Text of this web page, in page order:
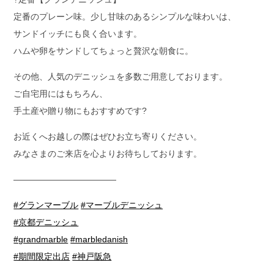
定番のプレーン味。少し甘味のあるシンプルな味わいは、
サンドイッチにも良く合います。
ハムや卵をサンドしてちょっと贅沢な朝食に。
その他、人気のデニッシュを多数ご用意しております。
ご自宅用にはもちろん、
手土産や贈り物にもおすすめです?
お近くへお越しの際はぜひお立ち寄りください。
みなさまのご来店を心よりお待ちしております。
————————————
#グランマーブル #マーブルデニッシュ
#京都デニッシュ
#grandmarble #marbledanish
#期間限定出店 #神戸阪急